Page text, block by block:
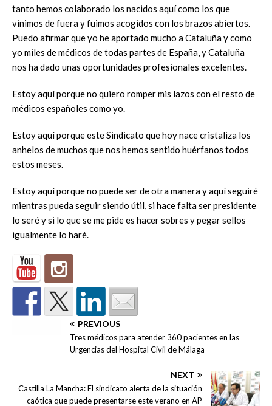
tanto hemos colaborado los nacidos aquí como los que
vinimos de fuera y fuimos acogidos con los brazos abiertos.
Puedo afirmar que yo he aportado mucho a Cataluña y como
yo miles de médicos de todas partes de España, y Cataluña
nos ha dado unas oportunidades profesionales excelentes.
Estoy aquí porque no quiero romper mis lazos con el resto de
médicos españoles como yo.
Estoy aquí porque este Sindicato que hoy nace cristaliza los
anhelos de muchos que nos hemos sentido huérfanos todos
estos meses.
Estoy aquí porque no puede ser de otra manera y aquí seguiré
mientras pueda seguir siendo útil, si hace falta ser presidente
lo seré y si lo que se me pide es hacer sobres y pegar sellos
igualmente lo haré.
PREVIOUS
Tres médicos para atender 360 pacientes en las
Urgencias del Hospital Civil de Málaga
NEXT
Castilla La Mancha: El sindicato alerta de la situación
caótica que puede presentarse este verano en AP